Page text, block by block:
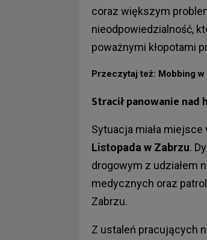
coraz większym
nieodpowiedzialność,
poważnymi kłopotami
Przeczytaj też: Mobbing w
Stracił panowanie nad
Sytuacja miała
Listopada w Zabrzu.
drogowym z udziałem
medycznych oraz
Zabrzu.
Z ustaleń pracujących